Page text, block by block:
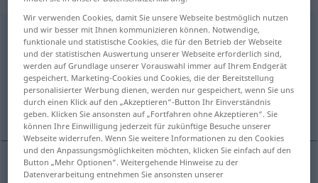
issopom
Übersicht aller Übersetzungen
(Für mehr Details die Übersetzung anklicken/antippen)
Ysop
Wir verwenden Cookies, damit Sie unsere Webseite bestmöglich nutzen
und wir besser mit Ihnen kommunizieren können. Notwendige,
funktionale und statistische Cookies, die für den Betrieb der Webseite
und der statistischen Auswertung unserer Webseite erforderlich sind,
werden auf Grundlage unserer Vorauswahl immer auf Ihrem Endgerät
gespeichert. Marketing-Cookies und Cookies, die der Bereitstellung
personalisierter Werbung dienen, werden nur gespeichert, wenn Sie uns
durch einen Klick auf den „Akzeptieren“-Button Ihr Einverständnis
geben. Klicken Sie ansonsten auf „Fortfahren ohne Akzeptieren“. Sie
können Ihre Einwilligung jederzeit für zukünftige Besuche unserer
Webseite widerrufen. Wenn Sie weitere Informationen zu den Cookies
und den Anpassungsmöglichkeiten möchten, klicken Sie einfach auf den
Button „Mehr Optionen“. Weitergehende Hinweise zu der
Datenverarbeitung entnehmen Sie ansonsten unserer